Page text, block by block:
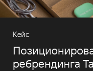
Кейс
ребрендинга